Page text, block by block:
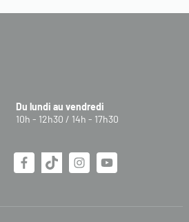
Du lundi au vendredi
10h - 12h30 / 14h - 17h30